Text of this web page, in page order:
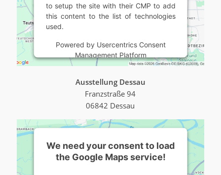
to setup the site with their CMP to add
this content to the list of technologies
used.
Powered by Usercentrics Consent
Management Platform
Ausstellung Dessau
Franzstraße 94
06842 Dessau
We need your consent to load
the Google Maps service!